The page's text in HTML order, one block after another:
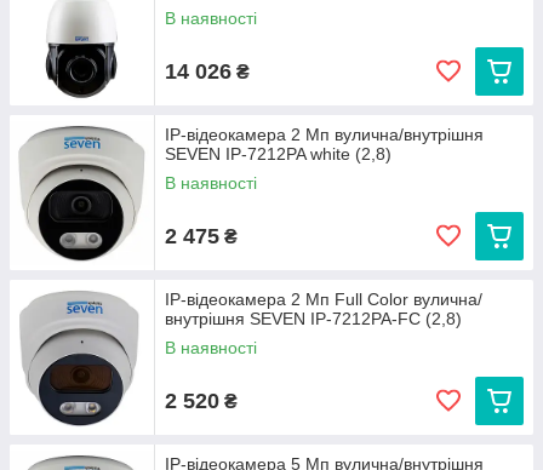
В наявності
14 026 ₴
IP-відеокамера 2 Мп вулична/внутрішня
SEVEN IP-7212PA white (2,8)
В наявності
2 475 ₴
IP-відеокамера 2 Мп Full Color вулична/
внутрішня SEVEN IP-7212PA-FC (2,8)
В наявності
2 520 ₴
IP-відеокамера 5 Мп вулична/внутрішня